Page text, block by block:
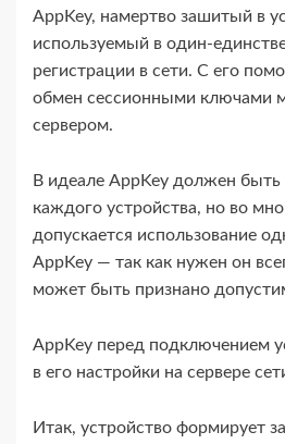
AppKey, намертво зашитый в
используемый в один-​
регистрации в сети. С его
обмен сессионными ключами
сервером.
В идеале AppKey должен быть
каждого устройства, но во
допускается использование
AppKey — так как нужен он
может быть признано
AppKey перед подключением
в его настройки на сервере
Итак, устройство формирует